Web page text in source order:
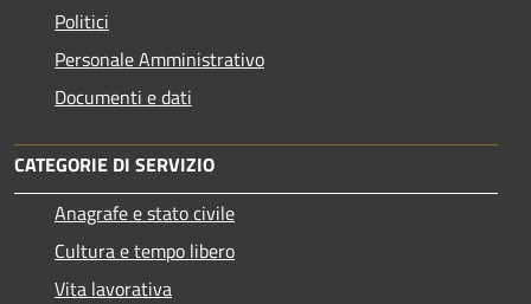
Politici
Personale Amministrativo
Documenti e dati
CATEGORIE DI SERVIZIO
Anagrafe e stato civile
Cultura e tempo libero
Vita lavorativa